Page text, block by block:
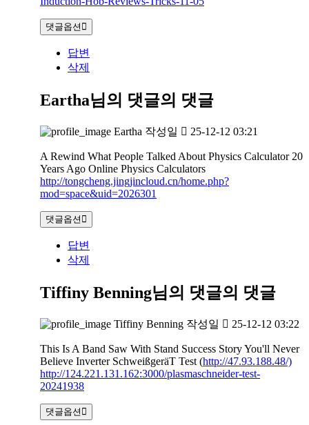
댓글옵션
답변
삭제
Eartha님의 댓글의 댓글
Eartha 작성일 25-12-12 03:21
A Rewind What People Talked About Physics Calculator 20
Years Ago Online Physics Calculators
http://tongcheng.jingjincloud.cn/home.php?
mod=space&uid=2026301
댓글옵션
답변
삭제
Tiffiny Benning님의 댓글의 댓글
Tiffiny Benning 작성일 25-12-12 03:22
This Is A Band Saw With Stand Success Story You'll Never
Believe Inverter SchweißgeräT Test (http://47.93.188.48/)
http://124.221.131.162:3000/plasmaschneider-test-
20241938
댓글옵션